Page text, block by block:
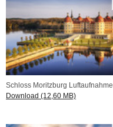
Schloss Moritzburg Luftaufnahme
Download (12,60 MB)